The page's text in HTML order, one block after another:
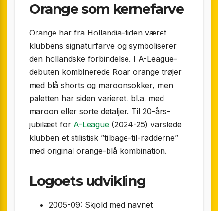
Orange som kernefarve
Orange har fra Hollandia-tiden været
klubbens signaturfarve og symboliserer
den hollandske forbindelse. I A-League-
debuten kombinerede Roar orange trøjer
med blå shorts og maroonsokker, men
paletten har siden varieret, bl.a. med
maroon eller sorte detaljer. Til 20-års-
jubilæet for A-League (2024-25) varslede
klubben et stilistisk ”tilbage-til-rødderne”
med original orange-blå kombination.
Logoets udvikling
2005-09: Skjold med navnet